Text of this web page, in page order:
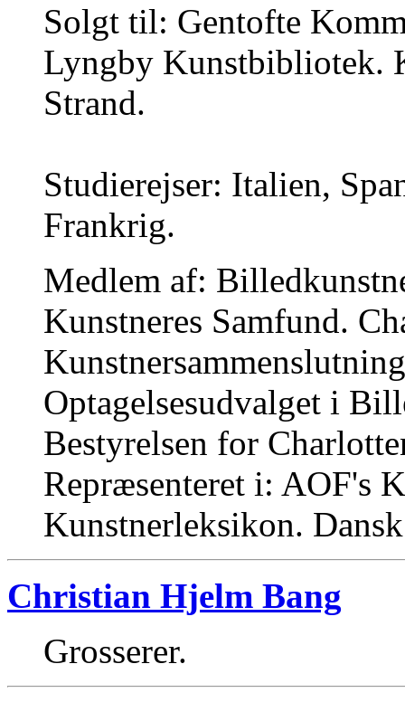
Solgt til: Gentofte
Lyngby Kunstbibliotek.
Strand.
Studierejser: Italien,
Frankrig.
Medlem af:
Kunstneres Samfund.
Optagelsesudvalget i
Bestyrelsen for
Repræsenteret i: AOF's
Kunstnerleksikon.
Christian Hjelm Bang
Grosserer.